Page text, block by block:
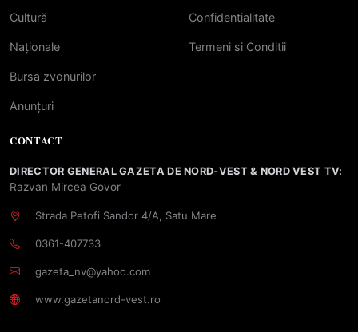
Cultură
Naționale
Bursa zvonurilor
Anunțuri
Confidentialitate
Termeni si Conditii
CONTACT
DIRECTOR GENERAL GAZETA DE NORD-VEST & NORD VEST TV:
Razvan Mircea Govor
Strada Petofi Sandor 4/A, Satu Mare
0361-407733
gazeta_nv@yahoo.com
www.gazetanord-vest.ro